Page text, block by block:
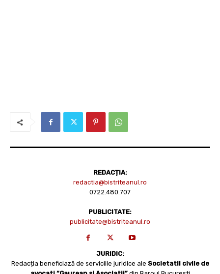
REDACȚIA:
redactia@bistriteanul.ro
0722.480.707
PUBLICITATE:
publicitate@bistriteanul.ro
JURIDIC:
Redacția beneficiază de serviciile juridice ale Societatii civile de